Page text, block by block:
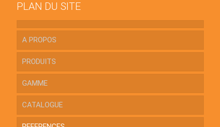
PLAN DU SITE
A PROPOS
PRODUITS
GAMME
CATALOGUE